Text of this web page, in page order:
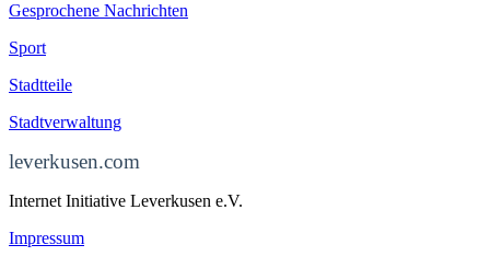
Gesprochene Nachrichten
Sport
Stadtteile
Stadtverwaltung
leverkusen.com
Internet Initiative Leverkusen e.V.
Impressum